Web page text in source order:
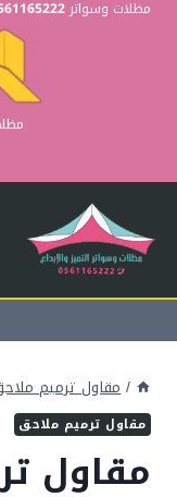
Skipمظلات وسواتر
/ مقاول ترميم
مقاول ترميم ملاحق
مقاول